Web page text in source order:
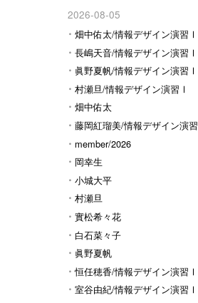
2026-08-05
畑中佑太/情報デザイン演習Ⅰ
長嶋天音/情報デザイン演習Ⅰ
眞野夏帆/情報デザイン演習Ⅰ
村瀬旦/情報デザイン演習Ⅰ
畑中佑太
藤岡紅瑠美/情報デザイン演習
Ⅰ member/2026
岡幸生
小城大平
村瀬旦
實松希々花
白石菜々子
眞野夏帆
恒任穂香/情報デザイン演習Ⅰ
室谷由紀/情報デザイン演習Ⅰ